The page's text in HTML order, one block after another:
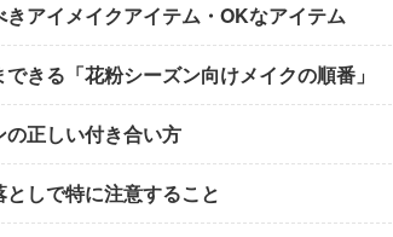
アイメイクアイテム・OKなアイテム
きる「花粉シーズン向けメイクの順番」
正しい付き合い方
しで特に注意すること